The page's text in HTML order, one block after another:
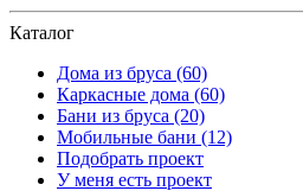
Каталог
Дома из бруса (60)
Каркасные дома (60)
Бани из бруса (20)
Мобильные бани (12)
Подобрать проект
У меня есть проект